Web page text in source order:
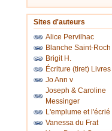
Sites d'auteurs
Alice Pervilhac
Blanche Saint-Roch
Brigit H.
Écriture (tiret) Livres
Jo Ann v
Joseph & Caroline
Messinger
L'emplume et l'écrié
Vanessa du Frat